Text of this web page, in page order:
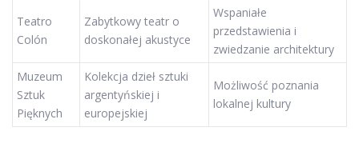
Teatro
Colón
Zabytkowy teatr o
doskonałej akustyce
Wspaniałe
przedstawienia i
zwiedzanie architektury
Muzeum
Sztuk
Pięknych
Kolekcja dzieł sztuki
argentyńskiej i
europejskiej
Możliwość poznania
lokalnej kultury